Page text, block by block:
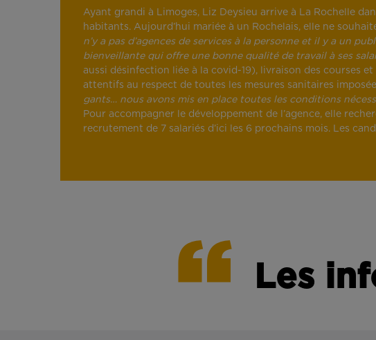
Ayant grandi à Limoges, Liz Deysieu arrive à La Rochelle
habitants. Aujourd’hui mariée à un Rochelais, elle ne
n’y a pas d’agences de services à la personne et il y a un
bienveillante qui offre une bonne qualité de travail à ses
aussi désinfection liée à la covid-19), livraison des courses
attentifs au respect de toutes les mesures sanitaires
gants… nous avons mis en place toutes les conditions
Pour accompagner le développement de l’agence, elle
recrutement de 7 salariés d’ici les 6 prochains mois. Les
Les